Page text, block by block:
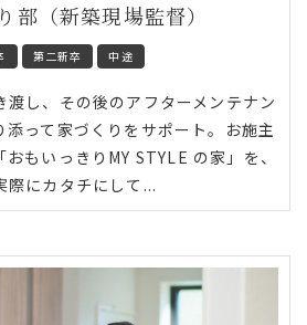
部（新築現場監督）
第二新卒 中途
渡し、その後のアフターメンテナン
添って家づくりをサポート。お施主
もいっきりMY STYLE の家」を、
際にカタチにして...